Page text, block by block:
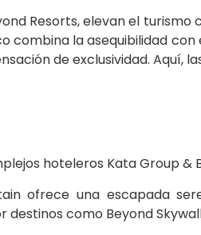
Resorts, elevan el
combina la asequibilidad
de exclusividad. Aquí,
hoteleros Kata Group &
ofrece una escapada
destinos como Beyond